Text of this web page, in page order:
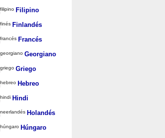
Filipino
Finlandés
Francés
Georgiano
Griego
Hebreo
Hindi
Holandés
Húngaro